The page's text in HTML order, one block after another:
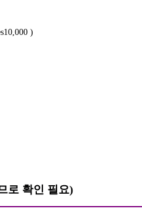
)
로 확인 필요)